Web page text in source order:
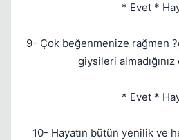
* Evet *
9- Çok beğenmenize rağmen
giysileri
* Evet *
10- Hayatın bütün yenilik ve